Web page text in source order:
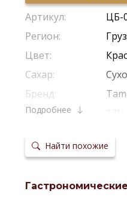
Артикул:
ЦБ-
Регион:
Цвет:
Сахар:
Бренд:
Крепость:
Виноград:
хранения:
Температура
Подробнее
Найти похожие